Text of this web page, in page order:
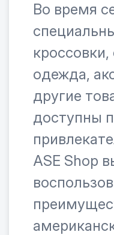
Во время
одежда,
другие
доступны
ASE Shop